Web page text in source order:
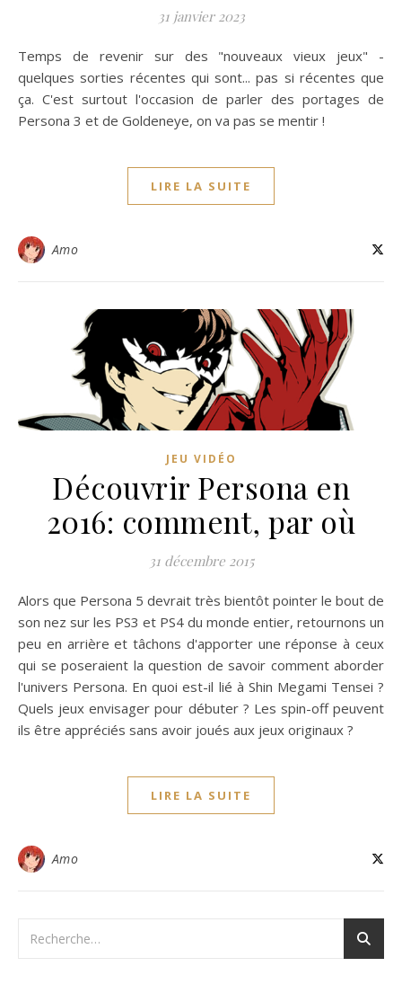
31 janvier 2023
Temps de revenir sur des "nouveaux vieux jeux" -
quelques sorties récentes qui sont... pas si récentes que
ça. C'est surtout l'occasion de parler des portages de
Persona 3 et de Goldeneye, on va pas se mentir !
LIRE LA SUITE
Amo
JEU VIDÉO
Découvrir Persona en
2016: comment, par où
31 décembre 2015
Alors que Persona 5 devrait très bientôt pointer le bout de
son nez sur les PS3 et PS4 du monde entier, retournons un
peu en arrière et tâchons d'apporter une réponse à ceux
qui se poseraient la question de savoir comment aborder
l'univers Persona. En quoi est-il lié à Shin Megami Tensei ?
Quels jeux envisager pour débuter ? Les spin-off peuvent
ils être appréciés sans avoir joués aux jeux originaux ?
LIRE LA SUITE
Amo